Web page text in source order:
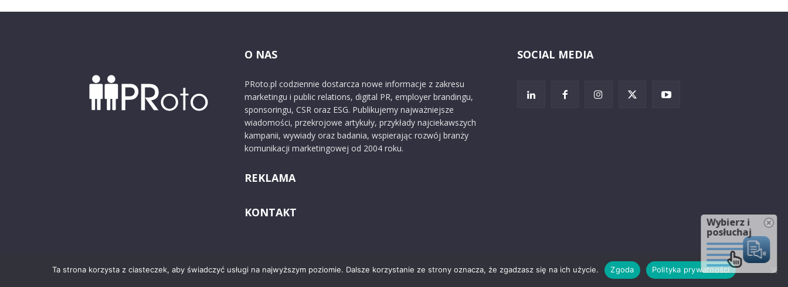
O NAS
PRoto.pl codziennie dostarcza nowe informacje z zakresu
marketingu i public relations, digital PR, employer brandingu,
sponsoringu, CSR oraz ESG. Publikujemy najważniejsze
wiadomości, przekrojowe artykuły, przykłady najciekawszych
kampanii, wywiady oraz badania, wspierając rozwój branży
komunikacji marketingowej od 2004 roku.
REKLAMA
KONTAKT
SOCIAL MEDIA
© 2024 PRoto.pl O nas Reklama Zastrzeżenia prawne
Ta strona korzysta z ciasteczek, aby świadczyć usługi na najwyższym poziomie. Dalsze korzystanie ze strony oznacza, że zgadzasz się na ich użycie. Zgoda Polityka prywatności
Wybierz i
posłuchaj